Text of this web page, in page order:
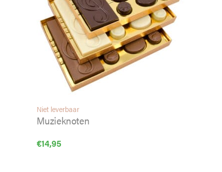
Niet leverbaar
Muzieknoten
€14,95